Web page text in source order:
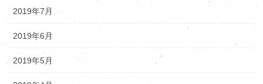
2019年7月
2019年6月
2019年5月